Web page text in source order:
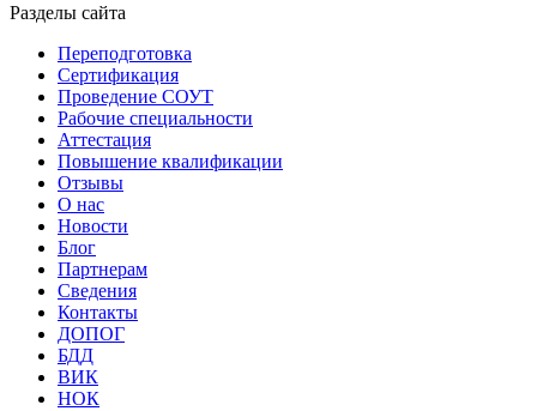
Разделы сайта
Переподготовка
Сертификация
Проведение СОУТ
Рабочие специальности
Аттестация
Повышение квалификации
Отзывы
О нас
Новости
Блог
Партнерам
Сведения
Контакты
ДОПОГ
БДД
ВИК
НОК